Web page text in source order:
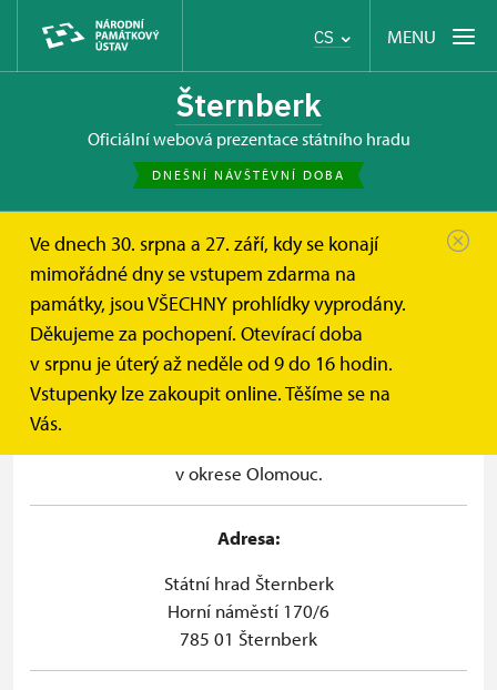
CS MENU
Šternberk
oficiální webová prezentace státního hradu
DNEŠNÍ NÁVŠTĚVNÍ DOBA
Ve dnech 30. srpna a 27. září, kdy se konají
mimořádné dny se vstupem zdarma na
památky, jsou VŠECHNY prohlídky vyprodány.
Děkujeme za pochopení. Otevírací doba
v srpnu je úterý až neděle od 9 do 16 hodin.
Vstupenky lze zakoupit online. Těšíme se na
Vás.
Hrad Šternberk Informace pro návštěvníky Kontakt
Kontakt
v okrese Olomouc.
Adresa:
Státní hrad Šternberk
Horní náměstí 170/6
785 01 Šternberk